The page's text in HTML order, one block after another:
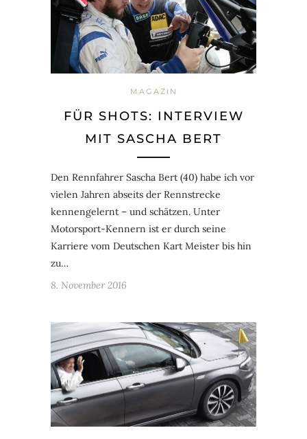
MAGAZIN
FÜR SHOTS: INTERVIEW
MIT SASCHA BERT
Den Rennfahrer Sascha Bert (40) habe ich vor
vielen Jahren abseits der Rennstrecke
kennengelernt – und schätzen. Unter
Motorsport-Kennern ist er durch seine
Karriere vom Deutschen Kart Meister bis hin
zu…
8. November 2016